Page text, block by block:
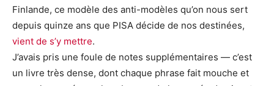
Finlande, ce modèle des anti-modèles qu’on nous sert
depuis quinze ans que PISA décide de nos destinées,
vient de s’y mettre.
J’avais pris une foule de notes supplémentaires — c’est
un livre très dense, dont chaque phrase fait mouche et